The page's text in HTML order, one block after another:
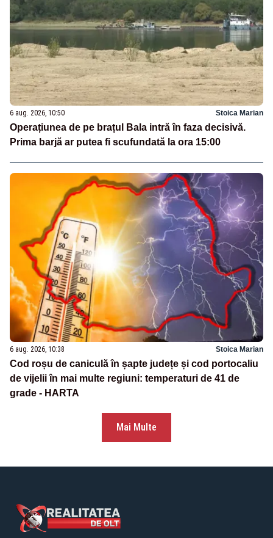
6 aug. 2026, 10:50 Stoica Marian
Operațiunea de pe brațul Bala intră în faza decisivă.
Prima barjă ar putea fi scufundată la ora 15:00
6 aug. 2026, 10:38 Stoica Marian
Cod roșu de caniculă în șapte județe și cod portocaliu
de vijelii în mai multe regiuni: temperaturi de 41 de
grade - HARTA
Mai Multe